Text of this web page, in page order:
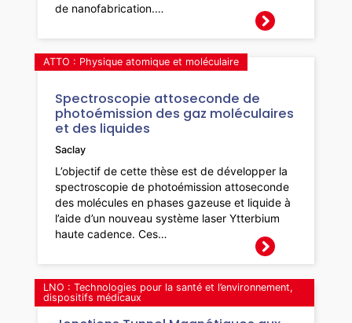
de nanofabrication.…
Spectroscopie attoseconde de
photoémission des gaz moléculaires
et des liquides
ATTO : Physique atomique et moléculaire
Saclay
L’objectif de cette thèse est de développer la
spectroscopie de photoémission attoseconde
des molécules en phases gazeuse et liquide à
l’aide d’un nouveau système laser Ytterbium
haute cadence. Ces…
LNO : Technologies pour la santé et l’environnement,
dispositifs médicaux